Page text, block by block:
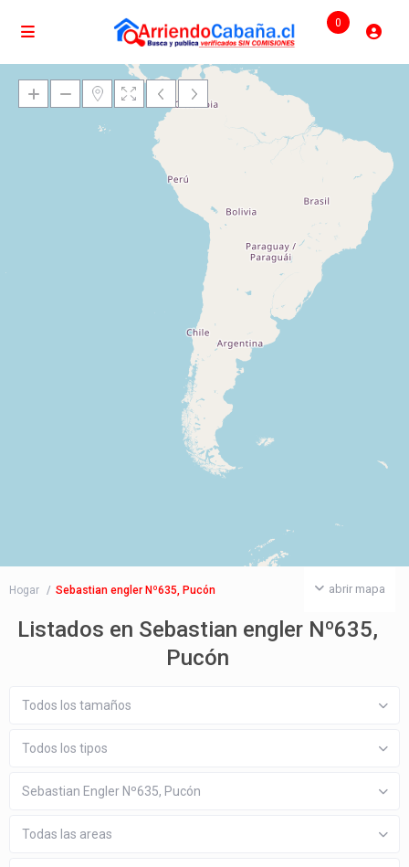
0
Cargando mapas
abrir mapa
Hogar Sebastian engler Nº635, Pucón
Listados en Sebastian engler Nº635,
Pucón
Todos los tamaños
Todos los tipos
Sebastian Engler Nº635, Pucón
Todas las areas